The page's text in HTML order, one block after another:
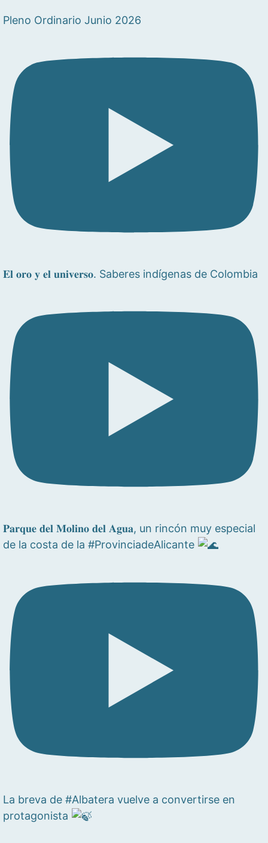
Pleno Ordinario Junio 2026
𝐄𝐥 𝐨𝐫𝐨 𝐲 𝐞𝐥 𝐮𝐧𝐢𝐯𝐞𝐫𝐬𝐨. Saberes indígenas de Colombia
𝐏𝐚𝐫𝐪𝐮𝐞 𝐝𝐞𝐥 𝐌𝐨𝐥𝐢𝐧𝐨 𝐝𝐞𝐥 𝐀𝐠𝐮𝐚, un rincón muy especial
de la costa de la #ProvinciadeAlicante
La breva de #Albatera vuelve a convertirse en
protagonista